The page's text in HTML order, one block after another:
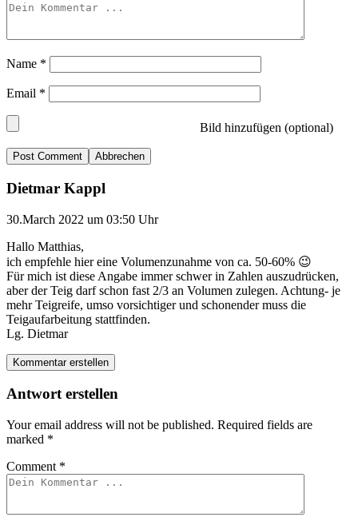
Name *
Email *
Bild hinzufügen (optional)
Abbrechen
Dietmar Kappl
30.March 2022 um 03:50 Uhr
Hallo Matthias,
ich empfehle hier eine Volumenzunahme von ca. 50-60% 😉
Für mich ist diese Angabe immer schwer in Zahlen auszudrücken,
aber der Teig darf schon fast 2/3 an Volumen zulegen. Achtung- je
mehr Teigreife, umso vorsichtiger und schonender muss die
Teigaufarbeitung stattfinden.
Lg. Dietmar
Kommentar erstellen
Antwort erstellen
Your email address will not be published. Required fields are
marked *
Comment *